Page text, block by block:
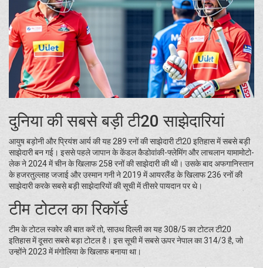
दुनिया की सबसे बड़ी टी20 साझेदारियां
आयुष बड़ोनी और प्रियंश आर्य की यह 289 रनों की साझेदारी टी20 इतिहास में सबसे बड़ी
साझेदारी बन गई। इससे पहले जापान के केंडल कैडोवांकी-फ्लेमिंग और लाचलान यामामोटो-
लेक ने 2024 में चीन के खिलाफ 258 रनों की साझेदारी की थी। उसके बाद अफगानिस्तान
के हजरतुल्लाह जजाई और उस्मान गनी ने 2019 में आयरलैंड के खिलाफ 236 रनों की
साझेदारी करके सबसे बड़ी साझेदारियों की सूची में तीसरे पायदान पर थे।
टीम टोटल का रिकॉर्ड
टीम के टोटल स्कोर की बात करें तो, साउथ दिल्ली का यह 308/5 का टोटल टी20
इतिहास में दूसरा सबसे बड़ा टोटल है। इस सूची में सबसे ऊपर नेपाल का 314/3 है, जो
उन्होंने 2023 में मंगोलिया के खिलाफ बनाया था।